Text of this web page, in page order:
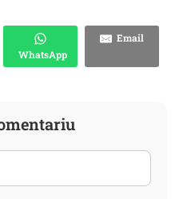
WhatsApp
Email